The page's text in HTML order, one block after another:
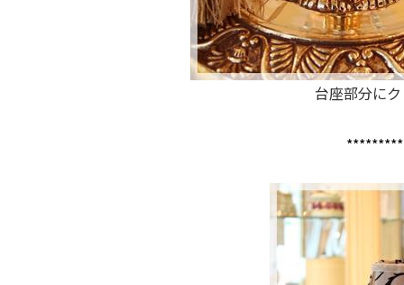
台座部分に